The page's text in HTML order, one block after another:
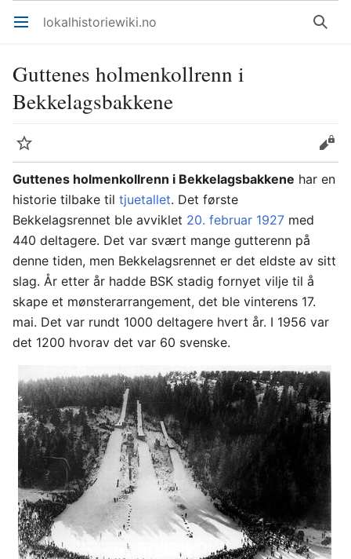
Åpne hovedmenyen lokalhistoriewiki.no Søk
Guttenes holmenkollrenn i
Bekkelagsbakkene
Overvåk
Rediger
Guttenes holmenkollrenn i Bekkelagsbakkene har en
historie tilbake til tjuetallet. Det første
Bekkelagsrennet ble avviklet 20. februar 1927 med
440 deltagere. Det var svært mange gutterenn på
denne tiden, men Bekkelagsrennet er det eldste av sitt
slag. År etter år hadde BSK stadig fornyet vilje til å
skape et mønsterarrangement, det ble vinterens 17.
mai. Det var rundt 1000 deltagere hvert år. I 1956 var
det 1200 hvorav det var 60 svenske.